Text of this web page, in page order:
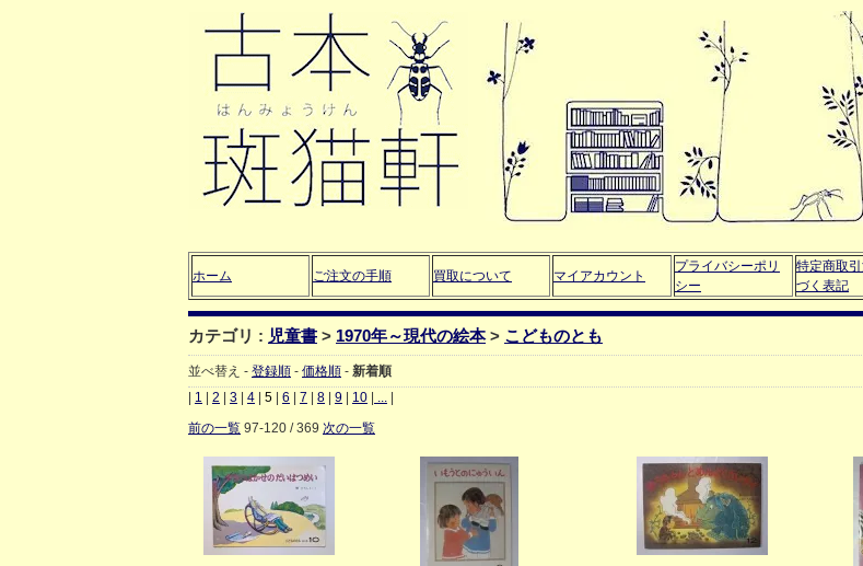
ホーム ご注文の手順 買取について マイアカウント
プライバシーポリ
シー
特定商取
づく表記
カテゴリ : 児童書 > 1970年～現代の絵本 > こどものとも
並べ替え - 登録順 - 価格順 - 新着順
1 2 3 4 5 6 7 8 9 10 ...
前の一覧 97-120 / 369 次の一覧